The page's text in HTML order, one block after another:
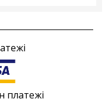
платежі